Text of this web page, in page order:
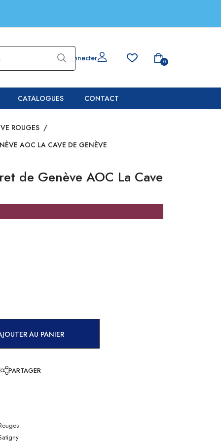
Se connecter 0
CATALOGUES CONTACT
ROUGES /
AOC LA CAVE DE GENÈVE
de Genève AOC La Cave
AU PANIER
PARTAGER